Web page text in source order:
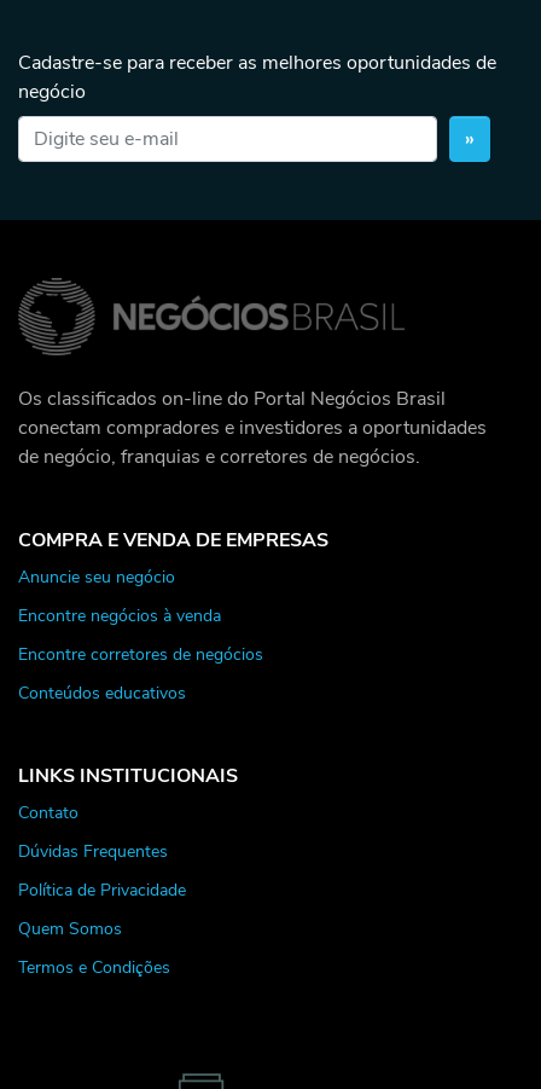
Cadastre-se para receber as melhores oportunidades de
negócio
»
Os classificados on-line do Portal Negócios Brasil
conectam compradores e investidores a oportunidades
de negócio, franquias e corretores de negócios.
COMPRA E VENDA DE EMPRESAS
Anuncie seu negócio
Encontre negócios à venda
Encontre corretores de negócios
Conteúdos educativos
LINKS INSTITUCIONAIS
Contato
Dúvidas Frequentes
Política de Privacidade
Quem Somos
Termos e Condições